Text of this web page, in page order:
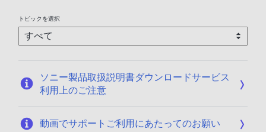
トピックを選択
ソニー製品取扱説明書ダウンロードサービス
利用上のご注意
動画でサポートご利用にあたってのお願い